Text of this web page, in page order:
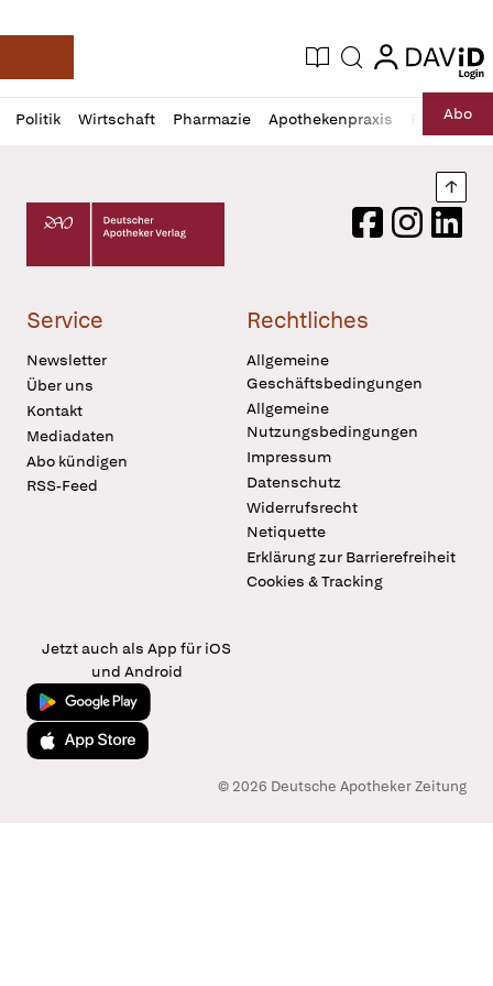
Deutsche Apotheker Zeitung
Aktuelle Ausgabe
Suche login
login
Politik Wirtschaft Pharmazie Apothekenpraxis RechtAbo
Profil
öffnen
Daz
Pur
Deutscher Apotheker Verlag Logo
FacebookInstagram
Service
Newsletter
Über uns
Kontakt
Mediadaten
Abo kündigen
RSS-Feed
Rechtliches
Allgemeine
Geschäftsbedingungen
Allgemeine
Nutzungsbedingungen
Impressum
Datenschutz
Widerrufsrecht
Netiquette
Erklärung zur Barrierefreiheit
Cookies & Tracking
Jetzt auch als App für iOS
und Android
Jetzt bei Google Play
Laden im App Store
© 2026 Deutsche Apotheker Zeitung